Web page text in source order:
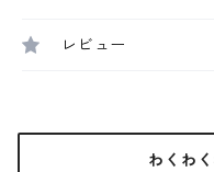
レビュー
わくわ